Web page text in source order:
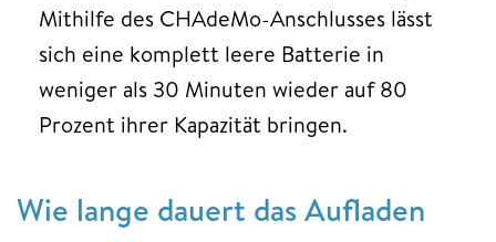
Mithilfe des CHAdeMo-Anschlusses lässt
sich eine komplett leere Batterie in
weniger als 30 Minuten wieder auf 80
Prozent ihrer Kapazität bringen.
Wie lange dauert das Aufladen